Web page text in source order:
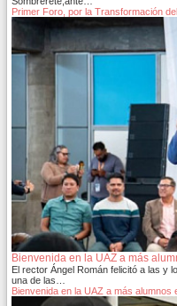
Primer Foro, por la Transformación
Bienvenida en la UAZ a más
El rector Ángel Román felicitó a las y
una de las…
Bienvenida en la UAZ a más alumnos